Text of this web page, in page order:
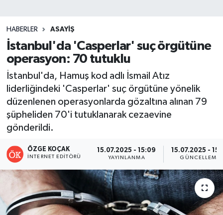
HABERLER ASAYIŞ
İstanbul'da 'Casperlar' suç örgütüne
operasyon: 70 tutuklu
İstanbul'da, Hamuş kod adlı İsmail Atız
liderliğindeki 'Casperlar' suç örgütüne yönelik
düzenlenen operasyonlarda gözaltına alınan 79
şüpheliden 70'i tutuklanarak cezaevine
gönderildi.
ÖZGE KOÇAK
İNTERNET EDITÖRÜ
15.07.2025 - 15:09
YAYINLANMA
15.07.2025 -
GÜNCELLEME
Magazin
Spor
Sağlık
Teknoloji
Turizm
Kültür - Sanat
Lider Haber TV Canlı Yayın izle
Süper Lig Puan Durumu ve Fikstür
Tüm Manşetler
Son Dakika Haberleri
Haber Arşivi